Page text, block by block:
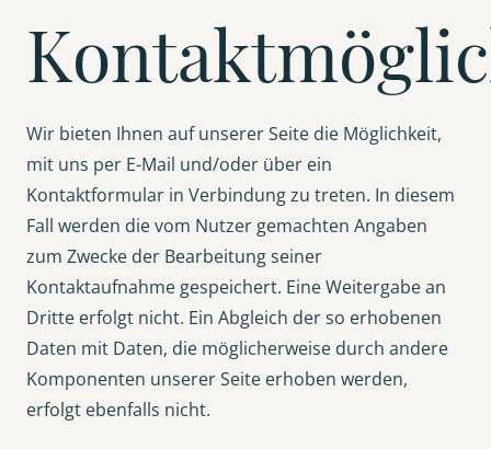
Wir bieten Ihnen auf unserer Seite die Möglichkeit,
mit uns per E-Mail und/oder über ein
Kontaktformular in Verbindung zu treten. In diesem
Fall werden die vom Nutzer gemachten Angaben
zum Zwecke der Bearbeitung seiner
Kontaktaufnahme gespeichert. Eine Weitergabe an
Dritte erfolgt nicht. Ein Abgleich der so erhobenen
Daten mit Daten, die möglicherweise durch andere
Komponenten unserer Seite erhoben werden,
erfolgt ebenfalls nicht.